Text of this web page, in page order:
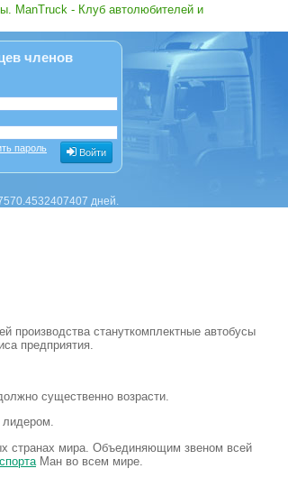
ManTruck - Клуб автолюбителей и
членов
пароль Войти
дней.
производства стануткомплектные автобусы
предприятия.
существенно возрасти.
лидером.
странах мира. Объединяющим звеном всей
Ман во всем мире.